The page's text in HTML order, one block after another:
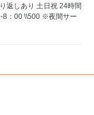
返しあり 土日祝 24時間
8：00 \\500 ※夜間サー